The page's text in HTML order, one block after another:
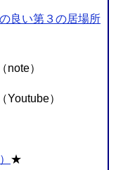
良い第３の居場所
（note）
（Youtube）
★